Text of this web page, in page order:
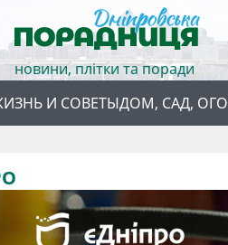
новини, плітки та поради
И СОВЕТЫДОМ, САД,